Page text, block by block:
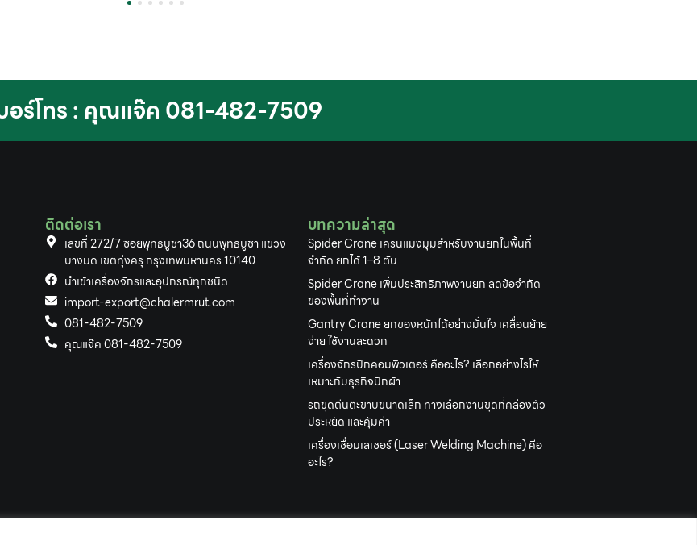
45 6
อร์โทร : คุณแจ๊ค 081-482-7509
ติดต่อเรา
เลขที่ 272/7 ซอยพุทธบูชา36 ถนนพุทธบูชา แขวง
บางมด เขตทุ่งครุ กรุงเทพมหานคร 10140
นำเข้าเครื่องจักรและอุปกรณ์ทุกชนิด
import-export@chalermrut.com
081-482-7509
คุณแจ๊ค 081-482-7509
บทความล่าสุด
Spider Crane เครนแมงมุมสำหรับงานยกในพื้นที่
จำกัด ยกได้ 1–8 ตัน
Spider Crane เพิ่มประสิทธิภาพงานยก ลดข้อจำกัด
ของพื้นที่ทำงาน
Gantry Crane ยกของหนักได้อย่างมั่นใจ เคลื่อนย้าย
ง่าย ใช้งานสะดวก
เครื่องจักรปักคอมพิวเตอร์ คืออะไร? เลือกอย่างไรให้
เหมาะกับธุรกิจปักผ้า
รถขุดตีนตะขาบขนาดเล็ก ทางเลือกงานขุดที่คล่องตัว
ประหยัด และคุ้มค่า
เครื่องเชื่อมเลเซอร์ (Laser Welding Machine) คือ
อะไร?